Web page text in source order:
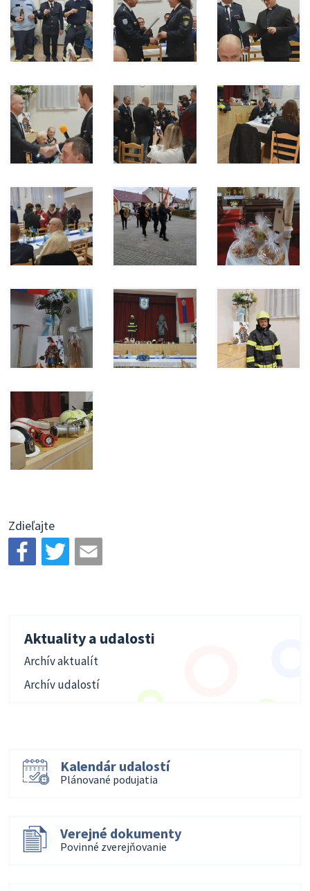
Zdieľajte
Aktuality a udalosti
Archív aktualít
Archív udalostí
Kalendár udalostí
Plánované podujatia
Verejné dokumenty
Povinné zverejňovanie